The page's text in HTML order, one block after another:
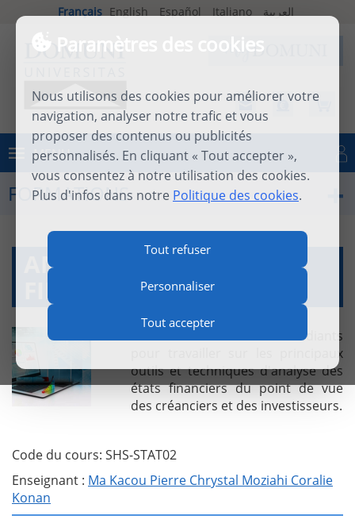
Paramètres des cookies
Nous utilisons des cookies pour améliorer votre
navigation, analyser notre trafic et vous
proposer des contenus ou publicités
personnalisés. En cliquant « Tout accepter »,
vous consentez à notre utilisation des cookies.
Plus d'infos dans notre Politique des cookies.
Tout refuser
Personnaliser
Tout accepter
Français English Español Italiano العربية
MENU Se connecter
FORMATIONS
ANALYSE DES ÉTATS
FINANCIERS
Ce cours est destiné aux étudiants
pour travailler sur les principaux
outils et techniques d'analyse des
états financiers du point de vue
des créanciers et des investisseurs.
Code du cours: SHS-STAT02
Enseignant : Ma Kacou Pierre Chrystal Moziahi Coralie
Konan